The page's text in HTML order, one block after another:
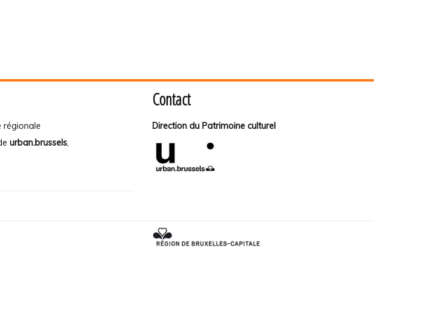
régionale
urban.brussels,
Contact
Direction du Patrimoine culturel